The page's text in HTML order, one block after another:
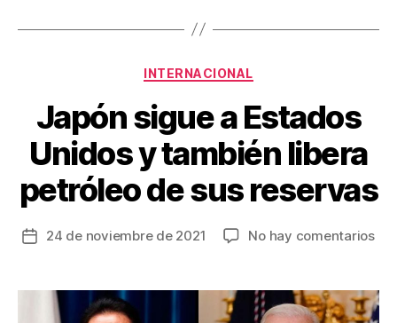
o
Categorías
INTERNACIONAL
Japón sigue a Estados
Unidos y también libera
petróleo de sus reservas
Fecha
entrada
24 de noviembre de 2021 No hay comentariosen
a